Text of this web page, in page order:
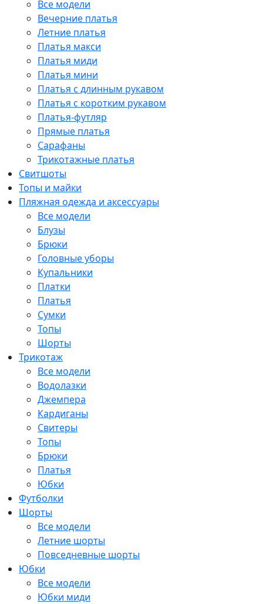
Все модели
Вечерние платья
Летние платья
Платья макси
Платья миди
Платья мини
Платья с длинным рукавом
Платья с коротким рукавом
Платья-футляр
Прямые платья
Сарафаны
Трикотажные платья
Свитшоты
Топы и майки
Пляжная одежда и аксессуары
Все модели
Блузы
Брюки
Головные уборы
Купальники
Платки
Платья
Сумки
Топы
Шорты
Трикотаж
Все модели
Водолазки
Джемпера
Кардиганы
Свитеры
Топы
Брюки
Платья
Юбки
Футболки
Шорты
Все модели
Летние шорты
Повседневные шорты
Юбки
Все модели
Юбки миди